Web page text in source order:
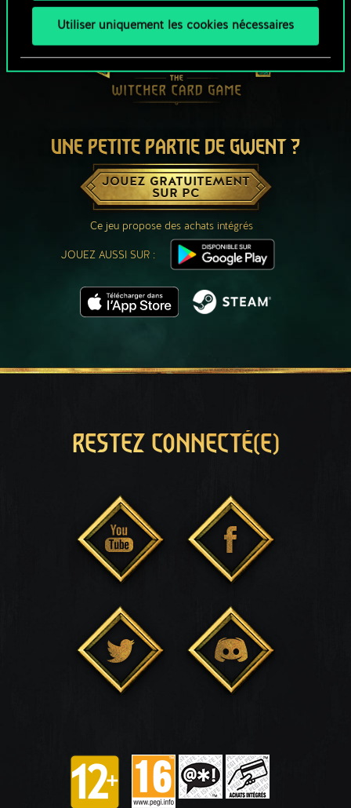
Utiliser uniquement les cookies nécessaires
UNE PETITE PARTIE DE GWENT ?
JOUEZ GRATUITEMENT
SUR PC
Ce jeu propose des achats intégrés
JOUEZ AUSSI SUR :
RESTEZ CONNECTÉ(E)